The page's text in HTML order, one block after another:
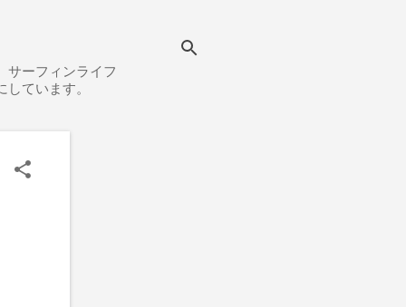
サーフィンライフ
ています。